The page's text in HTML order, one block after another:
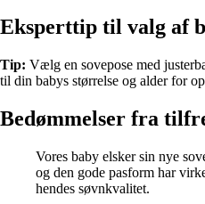
Eksperttip til valg af
Tip: Vælg en sovepose med
til din babys størrelse og alder for
Bedømmelser fra
Vores baby elsker sin nye
og den gode pasform har
hendes søvnkvalitet.